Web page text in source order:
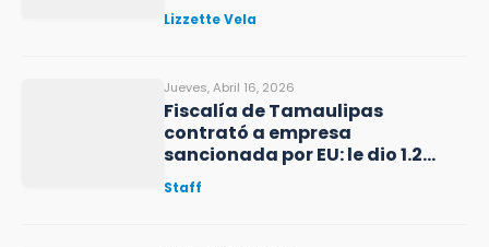
Lizzette Vela
Jueves, Abril 16, 2026
Fiscalía de Tamaulipas
contrató a empresa
sancionada por EU: le dio 1.2
mdd
Staff